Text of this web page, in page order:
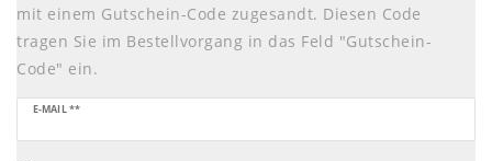
mit einem Gutschein-Code zugesandt. Diesen Code
tragen Sie im Bestellvorgang in das Feld "Gutschein-
Code" ein.
E-MAIL **
Newsletter
Honig